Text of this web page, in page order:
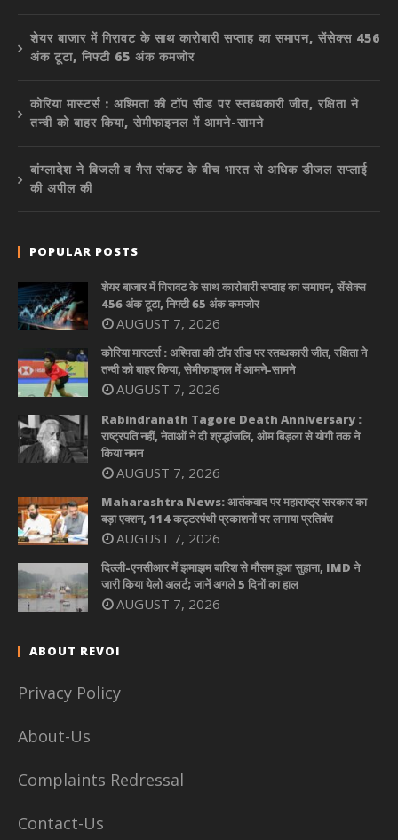
शेयर बाजार में गिरावट के साथ कारोबारी सप्ताह का समापन, सेंसेक्स 456
अंक टूटा, निफ्टी 65 अंक कमजोर
कोरिया मास्टर्स : अश्मिता की टॉप सीड पर स्तब्धकारी जीत, रक्षिता ने
तन्वी को बाहर किया, सेमीफाइनल में आमने-सामने
बांग्लादेश ने बिजली व गैस संकट के बीच भारत से अधिक डीजल सप्लाई
की अपील की
POPULAR POSTS
शेयर बाजार में गिरावट के साथ कारोबारी सप्ताह का समापन, सेंसेक्स
456 अंक टूटा, निफ्टी 65 अंक कमजोर
AUGUST 7, 2026
कोरिया मास्टर्स : अश्मिता की टॉप सीड पर स्तब्धकारी जीत, रक्षिता ने
तन्वी को बाहर किया, सेमीफाइनल में आमने-सामने
AUGUST 7, 2026
Rabindranath Tagore Death Anniversary :
राष्ट्रपति नहीं, नेताओं ने दी श्रद्धांजलि, ओम बिड़ला से योगी तक ने
किया नमन
AUGUST 7, 2026
Maharashtra News: आतंकवाद पर महाराष्ट्र सरकार का
बड़ा एक्शन, 114 कट्टरपंथी प्रकाशनों पर लगाया प्रतिबंध
AUGUST 7, 2026
दिल्ली-एनसीआर में झमाझम बारिश से मौसम हुआ सुहाना, IMD ने
जारी किया येलो अलर्ट; जानें अगले 5 दिनों का हाल
AUGUST 7, 2026
ABOUT REVOI
Privacy Policy
About-Us
Complaints Redressal
Contact-Us